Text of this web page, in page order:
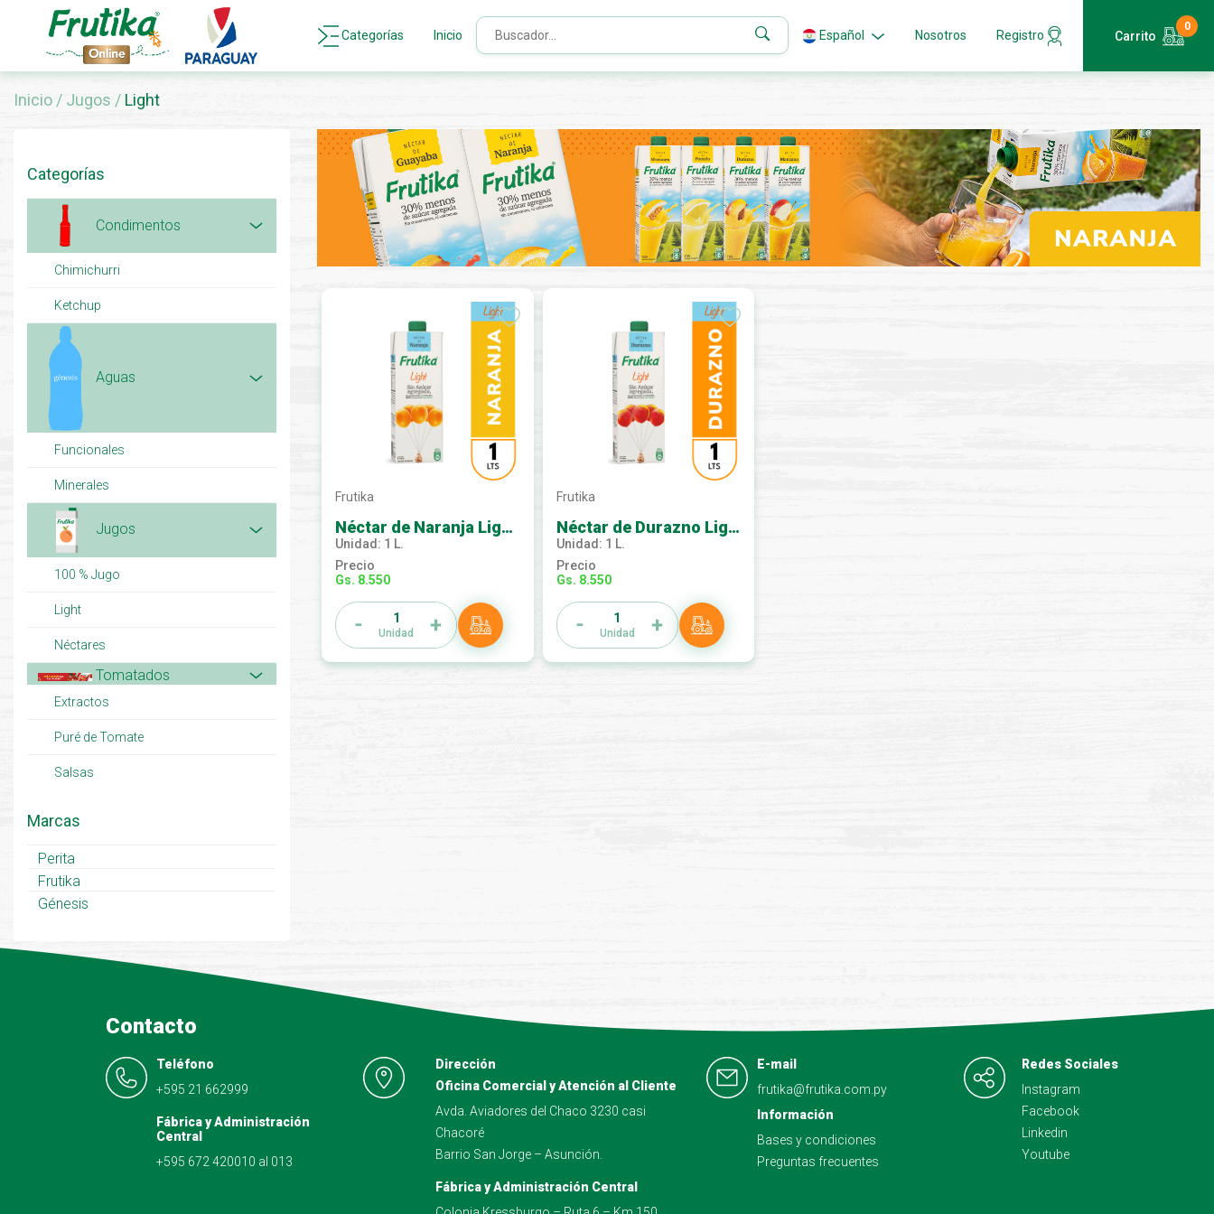
Categorías Inicio Español Nosotros Registro Carrito
0
Inicio / Jugos / Light
Categorías
Condimentos
Chimichurri
Ketchup
Aguas
Funcionales
Minerales
Jugos
100 % Jugo
Light
Néctares
Tomatados
Extractos
Puré de Tomate
Salsas
Marcas
Perita
Frutika
Génesis
Frutika
Néctar de Naranja Light 1L
Unidad: 1 L.
Precio
Gs. 8.550
1
Unidad
Frutika
Néctar de Durazno Light 1L
Unidad: 1 L.
Precio
Gs. 8.550
1
Unidad
Contacto
Teléfono
+595 21 662999
Fábrica y Administración
Central
+595 672 420010 al 013
Dirección
Oficina Comercial y Atención al Cliente
Avda. Aviadores del Chaco 3230 casi
Chacoré
Barrio San Jorge – Asunción.
Fábrica y Administración Central
E-mail
frutika@frutika.com.py
Información
Bases y condiciones
Preguntas frecuentes
Redes Sociales
Instagram
Facebook
Linkedin
Youtube